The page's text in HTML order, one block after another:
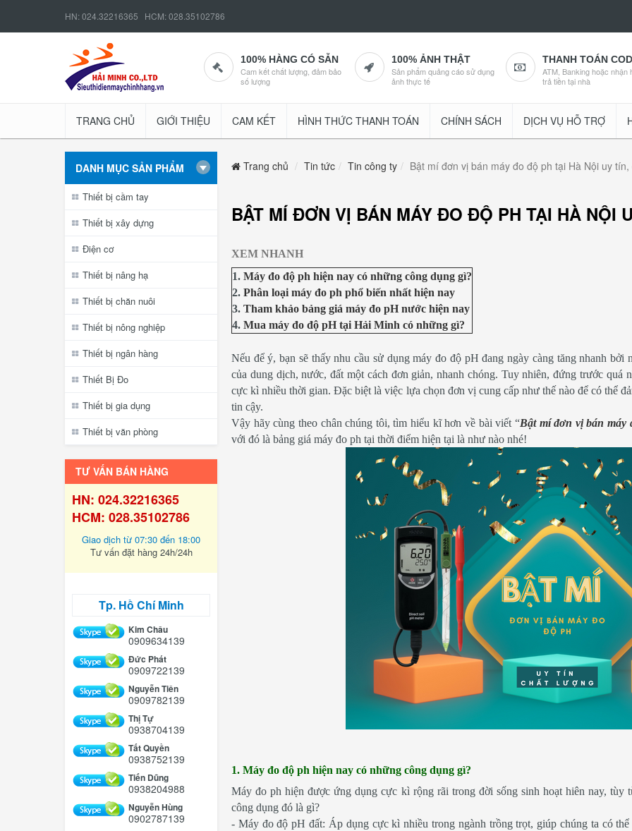
HN: 024.32216365 HCM: 028.35102786
100% HÀNG CÓ SẴN
Cam kết chất lượng, đảm bảo
số lượng
100% ẢNH THẬT
Sản phẩm quảng cáo sử dụng
ảnh thực tế
THANH TOÁN COD
ATM, Banking hoặc nhận
trả tiền tại nhà
TRANG CHỦ GIỚI THIỆU CAM KẾT HÌNH THỨC THANH TOÁN CHÍNH SÁCH DỊCH VỤ HỖ TRỢ
DANH MỤC SẢN PHẨM
Thiết bị cầm tay
Thiết bị xây dựng
Điện cơ
Thiết bị nâng hạ
Thiết bị chăn nuôi
Thiết bị nông nghiệp
Thiết bị ngân hàng
Thiết Bị Đo
Thiết bị gia dụng
Thiết bị văn phòng
TƯ VẤN BÁN HÀNG
HN: 024.32216365
HCM: 028.35102786
Giao dịch từ 07:30 đến 18:00
Tư vấn đặt hàng 24h/24h
Tp. Hồ Chí Minh
Kim Châu
0909634139
Đức Phát
0909722139
Nguyễn Tiên
0909782139
Thị Tự
0938704139
Tất Quyền
0938752139
Tiến Dũng
0938204988
Nguyễn Hùng
0902787139
Trang chủ Tin tức Tin công ty Bật mí đơn vị bán máy đo độ ph tại Hà Nội uy
BẬT MÍ ĐƠN VỊ BÁN MÁY ĐO ĐỘ PH TẠI HÀ NỘI
XEM NHANH
1. Máy đo độ ph hiện nay có những công dụng gì?
2. Phân loại máy đo ph phổ biến nhất hiện nay
3. Tham khảo bảng giá máy đo pH nước hiện nay
4. Mua máy đo độ pH tại Hải Minh có những gì?
Nếu để ý, bạn sẽ thấy nhu cầu sử dụng máy đo độ pH đang ngày càng tăng nhanh
của dung dịch, nước, đất một cách đơn giản, nhanh chóng. Tuy nhiên, đứng trước quá
cực kì nhiều thời gian. Đặc biệt là việc lựa chọn đơn vị cung cấp như thế nào để có thể
tin cậy.
Vậy hãy cùng theo chân chúng tôi, tìm hiểu kĩ hơn về bài viết “Bật mí đơn vị bán
với đó là bảng giá máy đo ph tại thời điểm hiện tại là như nào nhé!
1. Máy đo độ ph hiện nay có những công dụng gì?
Máy đo ph hiện được ứng dụng cực kì rộng rãi trong đời sống sinh hoạt hiên nay, tùy
công dụng đó là gì?
- Máy đo độ pH đất: Áp dụng cực kì nhiều trong ngành trồng trọt, giúp chúng ta có